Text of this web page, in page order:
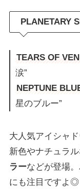
PLANETARY
TEARS OF
涙”
NEPTUNE
星のブルー”
大人気アイシャド
新色やナチュラ
ラーなどが登場
にも注目ですよ◎